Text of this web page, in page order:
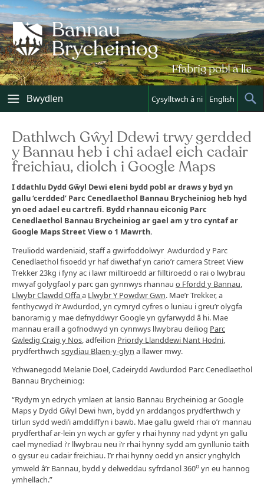
Skip
to
content
Bwydlen Cysylltwch â ni English
Dathlwch Gŵyl Ddewi trwy gerdded
y Bannau heb i chi adael eich cadair
freichiau, diolch i Google Maps
I ddathlu Dydd Gŵyl Dewi eleni bydd pobl ar draws y byd yn
gallu ‘cerdded’ Parc Cenedlaethol Bannau Brycheiniog heb hyd
yn oed adael eu cartrefi. Bydd rhannau eiconig Parc
Cenedlaethol Bannau Brycheiniog ar gael am y tro cyntaf ar
Google Maps Street View o 1 Mawrth.
Treuliodd wardeniaid, staff a gwirfoddolwyr Awdurdod y Parc
Cenedlaethol fisoedd yr haf diwethaf yn cario’r camera Street View
Trekker 23kg i fyny ac i lawr milltiroedd ar filltiroedd o rai o lwybrau
mwyaf golygfaol y parc gan gynnwys rhannau o Ffordd y Bannau
Llwybr Clawdd Offaa Llwybr Y Powdwr Gwn. Mae’r Trekker, a
fenthycwyd i’r Awdurdod, yn cymryd cyfres o luniau i greu’r olygfa
banoramig y mae defnyddwyr Google yn gyfarwydd â hi. Mae
mannau eraill a gofnodwyd yn cynnwys llwybrau deiliog Parc
Gwledig Craig y Nos , adfeilion Priordy Llanddewi Nant Hodni
prydferthwch sgydiau Blaen-y-glyn a llawer mwy.
Ychwanegodd Melanie Doel, Cadeirydd Awdurdod Parc Cenedlaethol
Bannau Brycheiniog:
“Rydym yn edrych ymlaen at lansio Bannau Brycheiniog ar Google
Maps y Dydd Gŵyl Dewi hwn, bydd yn arddangos prydferthwch y
tirlun sydd wedi’i amddiffyn i bawb. Mae gallu gweld rhai o’r mannau
prydferthaf ar-lein yn wych ar gyfer y rhai hynny nad ydynt yn gallu
cael mynediad i’r llwybrau neu i’r rhai hynny sydd am gynllunio taith
o gysur eu cadair freichiau. I’r rhai hynny oedd yn ansicr ynghylch
ymweld â’r Bannau, bydd y delweddau syfrdanol 360o yn eu hannog
ymhellach.”